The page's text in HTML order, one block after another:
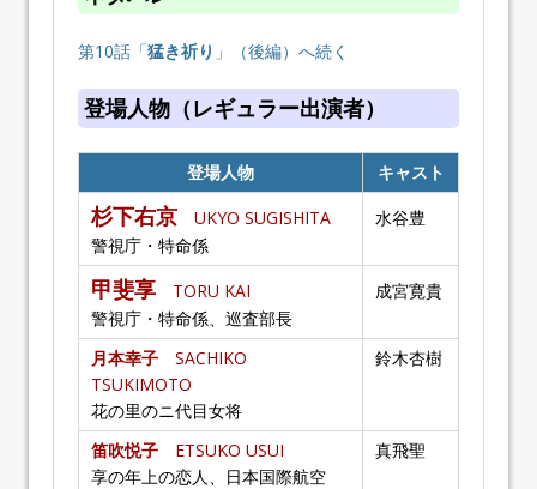
第10話「猛き祈り 」（後編）へ続く
登場人物（レギュラー出演者）
登場人物 キャスト
杉下右京 UKYO SUGISHITA
警視庁・特命係
水谷豊
甲斐享 TORU KAI
警視庁・特命係、巡査部長
成宮寛貴
月本幸子 SACHIKO
TSUKIMOTO
花の里のニ代目女将
鈴木杏樹
笛吹悦子 ETSUKO USUI
享の年上の恋人、日本国際航空
真飛聖